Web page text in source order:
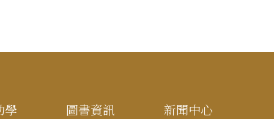
學 圖書資訊 新聞中心